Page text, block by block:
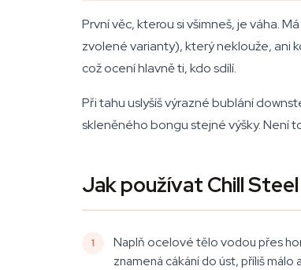
První věc, kterou si všimneš, je váha.
zvolené varianty), který neklouže, ani
což ocení hlavně ti, kdo sdílí.
Při tahu uslyšíš výrazné bublání
skleněného bongu stejné výšky. Není
Jak používat Chill
Naplň ocelové tělo vodou přes
znamená cákání do úst, příliš